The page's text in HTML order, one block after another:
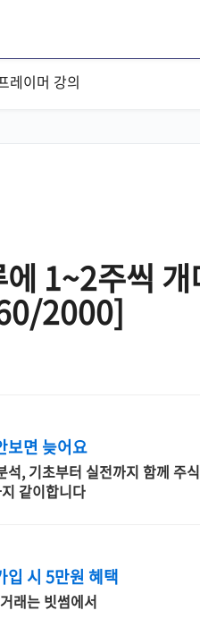
레이머 강의
1~2주씩 개
2000]
보면 늦어요
, 기초부터 실전까지 함께 주
같이합니다
입 시 5만원 혜택
래는 빗썸에서